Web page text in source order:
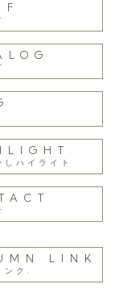
しハイライト
LINK
ンク.